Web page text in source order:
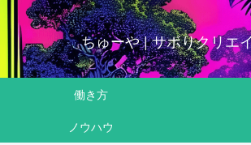
ちゅーや | サボりクリエ
働き方
ノウハウ